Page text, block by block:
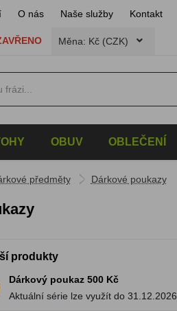
O nás Naše služby Kontakt
Měna: Kč (CZK)
OBUV OBLEČENÍ
předměty Dárkové poukazy
produkty
Dárkový poukaz 500 Kč
Aktuální série lze využít do 31.12.2026.